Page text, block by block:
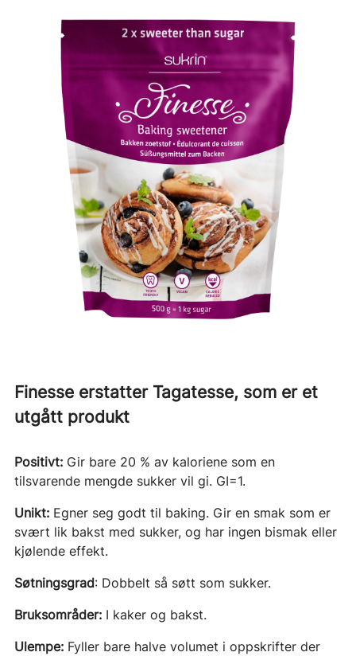
Finesse erstatter Tagatesse, som er et
utgått produkt
Positivt:Gir bare 20 % av kaloriene som en
tilsvarende mengde sukker vil gi. GI=1.
Unikt:Egner seg godt til baking. Gir en smak som er
svært lik bakst med sukker, og har ingen bismak eller
kjølende effekt.
Søtningsgrad: Dobbelt så søtt som sukker.
Bruksområder:I kaker og bakst.
Ulempe:Fyller bare halve volumet i oppskrifter der